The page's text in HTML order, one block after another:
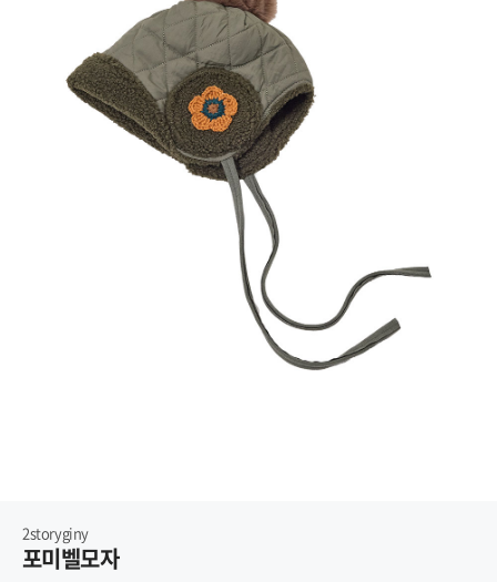
2storyginy
포미벨모자